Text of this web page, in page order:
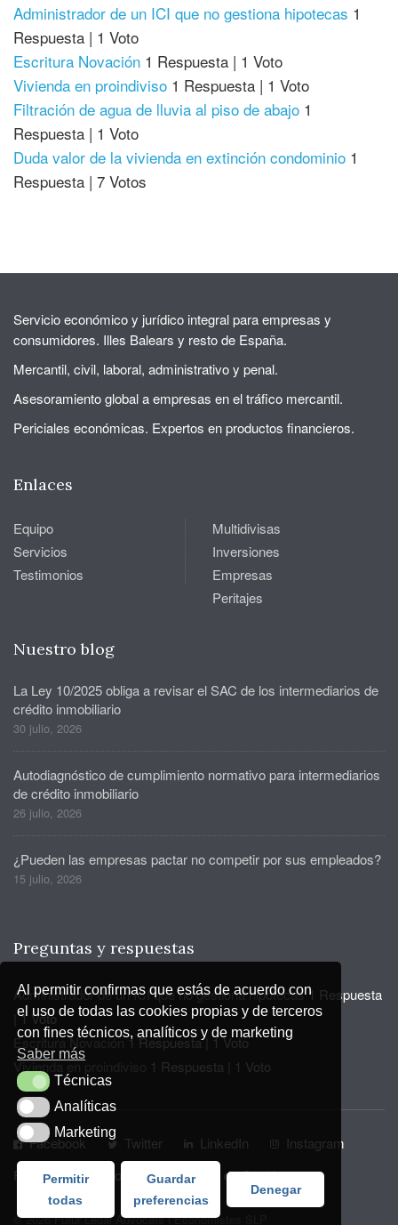
Al permitir confirmas que estás de acuerdo con
el uso de todas las cookies propias y de terceros
con fines técnicos, analíticos y de marketing
Saber más
TécnicasTécnicas
AnalíticasAnalíticas
MarketingMarketing
Permitir
todas
Guardar
preferencias
Denegar
Administrador de un ICI que no gestiona hipotecas 1
Respuesta | 1 Voto
Escritura Novación 1 Respuesta | 1 Voto
Vivienda en proindiviso 1 Respuesta | 1 Voto
Filtración de agua de lluvia al piso de abajo 1
Respuesta | 1 Voto
Duda valor de la vivienda en extinción condominio 1
Respuesta | 7 Votos
Servicio económico y jurídico integral para empresas y
consumidores. Illes Balears y resto de España.
Mercantil, civil, laboral, administrativo y penal.
Asesoramiento global a empresas en el tráfico mercantil.
Periciales económicas. Expertos en productos financieros.
Enlaces
Equipo
Servicios
Testimonios
Multidivisas
Inversiones
Empresas
Peritajes
Nuestro blog
La Ley 10/2025 obliga a revisar el SAC de los intermediarios de
crédito inmobiliario
30 julio, 2026
Autodiagnóstico de cumplimiento normativo para intermediarios
de crédito inmobiliario
26 julio, 2026
¿Pueden las empresas pactar no competir por sus empleados?
15 julio, 2026
Preguntas y respuestas
Administrador de un ICI que no gestiona hipotecas 1 Respuesta
|1 Voto
Escritura Novación1 Respuesta|1 Voto
Vivienda en proindiviso
1 Respuesta 1 Voto
Facebook Twitter LinkedIn
Instagram
Privacidad y Aviso Legal
Política de Cookies
© 2026 Futur Legal Advocats i Economistes SLP